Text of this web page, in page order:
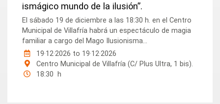
ismágico mundo de la ilusión”.
El sábado 19 de diciembre a las 18:30 h. en el Centro
Municipal de Villafría habrá un espectáculo de magia
familiar a cargo del Mago Ilusionisma...
19·12·2026 to 19·12·2026
Centro Municipal de Villafría (C/ Plus Ultra, 1 bis).
18:30 h